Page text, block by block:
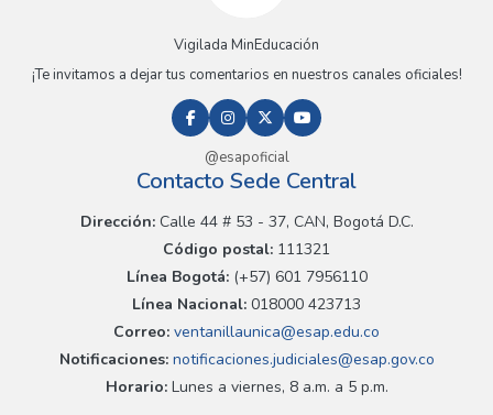
Vigilada MinEducación
¡Te invitamos a dejar tus comentarios en nuestros canales oficiales!
@esapoficial
Contacto Sede Central
Dirección:Calle 44 # 53 - 37, CAN, Bogotá D.C.
Código postal: 111321
Línea Bogotá:(+57) 601 7956110
Línea Nacional: 018000 423713
Correo: ventanillaunica@esap.edu.co
Notificaciones:notificaciones.judiciales@esap.gov.co
Horario:Lunes a viernes, 8 a.m. a 5 p.m.